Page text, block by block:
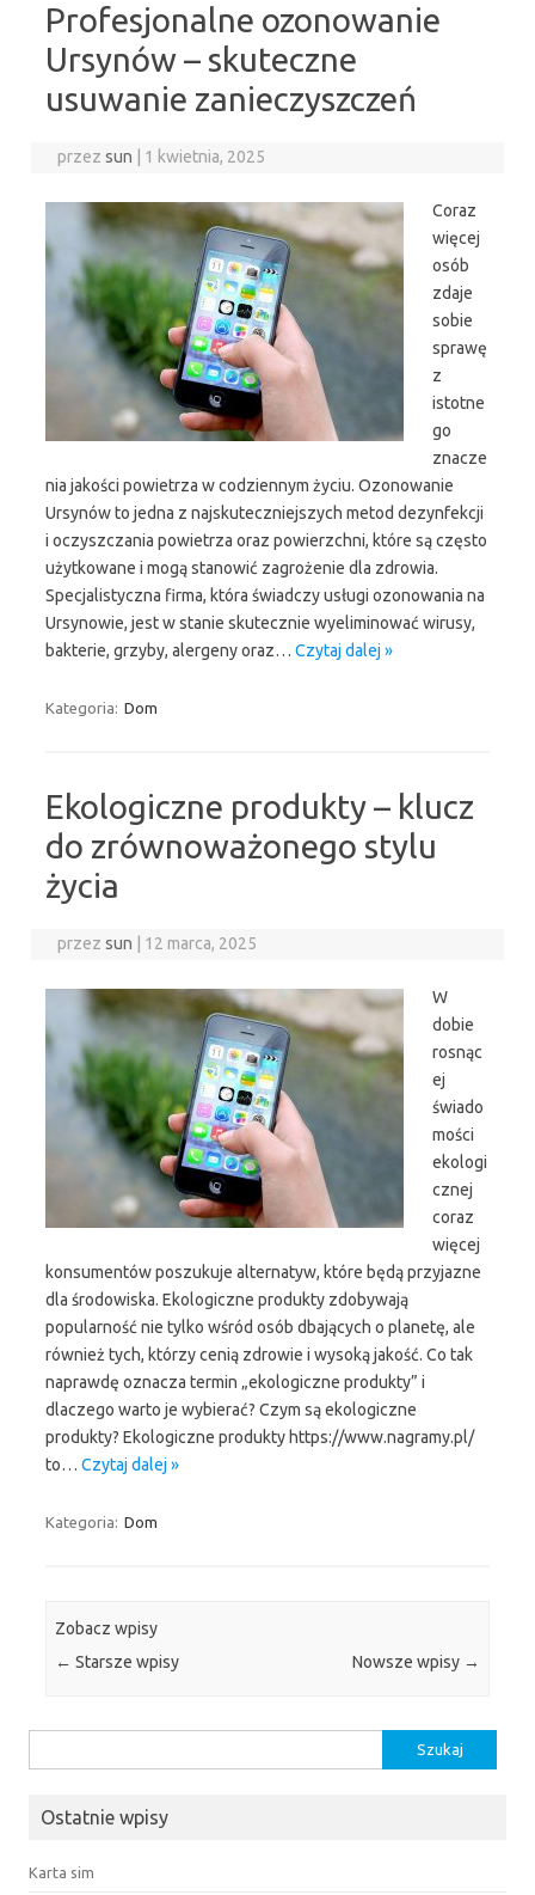
Profesjonalne ozonowanie
Ursynów – skuteczne
usuwanie zanieczyszczeń
przezsun 1 kwietnia, 2025
Coraz
więcej
osób
zdaje
sobie
sprawę
z
istotne
go
znacze
nia jakości powietrza w codziennym życiu. Ozonowanie
Ursynów to jedna z najskuteczniejszych metod dezynfekcji
i oczyszczania powietrza oraz powierzchni, które są często
użytkowane i mogą stanowić zagrożenie dla zdrowia.
Specjalistyczna firma, która świadczy usługi ozonowania na
Ursynowie, jest w stanie skutecznie wyeliminować wirusy,
bakterie, grzyby, alergeny oraz… Czytaj dalej »
Kategoria: Dom
Ekologiczne produkty – klucz
do zrównoważonego stylu
życia
przezsun 12 marca, 2025
W
dobie
rosnąc
ej
świado
mości
ekologi
cznej
coraz
więcej
konsumentów poszukuje alternatyw, które będą przyjazne
dla środowiska. Ekologiczne produkty zdobywają
popularność nie tylko wśród osób dbających o planetę, ale
również tych, którzy cenią zdrowie i wysoką jakość. Co tak
naprawdę oznacza termin „ekologiczne produkty” i
dlaczego warto je wybierać? Czym są ekologiczne
produkty? Ekologiczne produkty https://www.nagramy.pl/
to… Czytaj dalej »
Kategoria: Dom
Zobacz wpisy
← Starsze wpisy Nowsze wpisy →
Ostatnie wpisy
Karta sim